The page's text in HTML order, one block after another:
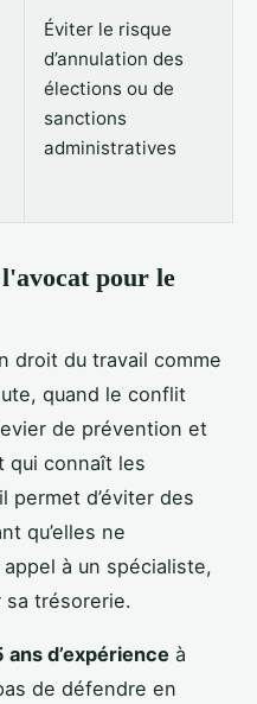
Éviter le risque
d’annulation des
élections ou de
sanctions
administratives
pour le
droit du travail comme
quand le conflit
de prévention et
qui connaît les
permet d’éviter des
qu’elles ne
à un spécialiste,
sa trésorerie.
ans d’expérience à
de défendre en